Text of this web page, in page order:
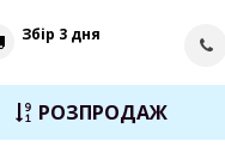
Збір 3 дня
РОЗПРОДАЖ